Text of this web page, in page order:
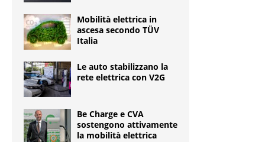
Mobilità elettrica in
ascesa secondo TÜV
Italia
Le auto stabilizzano la
rete elettrica con V2G
Be Charge e CVA
sostengono attivamente
la mobilità elettrica